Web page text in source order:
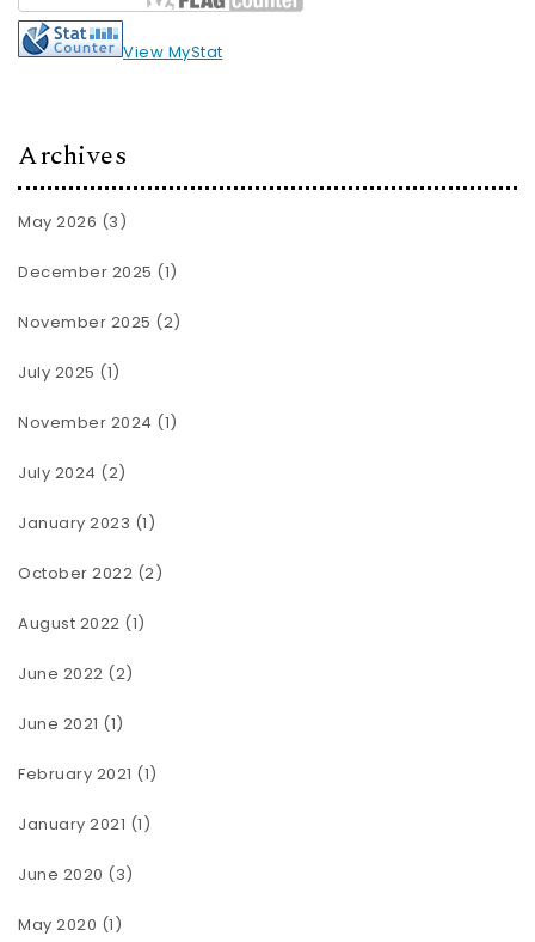
View MyStat
Archives
May 2026 (3)
December 2025 (1)
November 2025 (2)
July 2025 (1)
November 2024 (1)
July 2024 (2)
January 2023 (1)
October 2022 (2)
August 2022 (1)
June 2022 (2)
June 2021 (1)
February 2021 (1)
January 2021 (1)
June 2020 (3)
May 2020 (1)